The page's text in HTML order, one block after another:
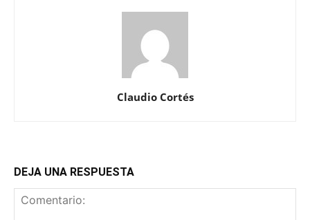
Claudio Cortés
DEJA UNA RESPUESTA